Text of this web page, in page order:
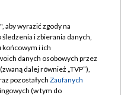
TVP
aby wyrazić zgody na
i zbierania danych,
końcowym i ich
danych osobowych przez
dalej również „TVP”),
pozostałych Zaufanych
(w tym do